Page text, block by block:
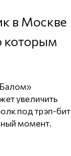
в Москве
которым
увеличить
под трэп-бит
момент.